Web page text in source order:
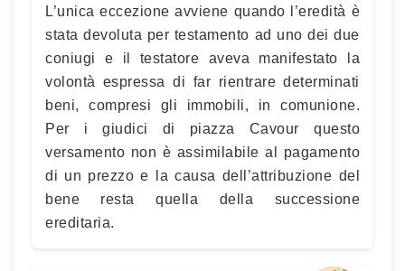
L’unica eccezione avviene quando l’eredità è
stata devoluta per testamento ad uno dei due
coniugi e il testatore aveva manifestato la
volontà espressa di far rientrare determinati
beni, compresi gli immobili, in comunione.
Per i giudici di piazza Cavour questo
versamento non è assimilabile al pagamento
di un prezzo e la causa dell’attribuzione del
bene resta quella della successione
ereditaria.